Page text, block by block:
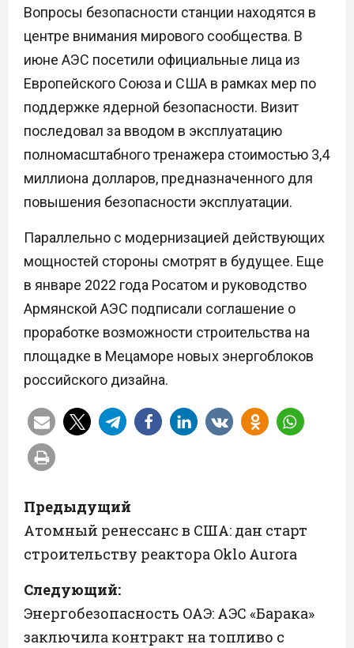
Вопросы безопасности станции находятся в
центре внимания мирового сообщества. В
июне АЭС посетили официальные лица из
Европейского Союза и США в рамках мер по
поддержке ядерной безопасности. Визит
последовал за вводом в эксплуатацию
полномасштабного тренажера стоимостью 3,4
миллиона долларов, предназначенного для
повышения безопасности эксплуатации.
Параллельно с модернизацией действующих
мощностей стороны смотрят в будущее. Еще
в январе 2022 года Росатом и руководство
Армянской АЭС подписали соглашение о
проработке возможности строительства на
площадке в Мецаморе новых энергоблоков
российского дизайна.
Н
а
в
и
г
Предыдущий
Атомный ренессанс в США: дан старт
строительству реактора Oklo Aurora
Следующий:
Энергобезопасность ОАЭ: АЭС «Барака»
заключила контракт на топливо с